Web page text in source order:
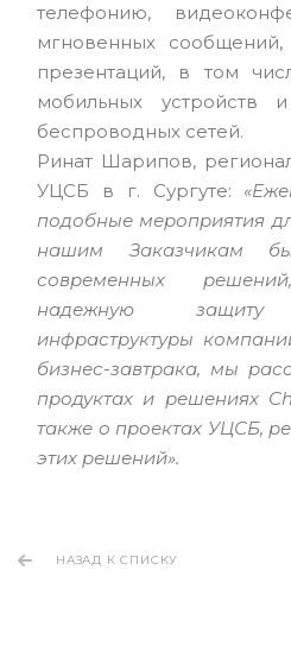
телефонию,
мгновенных
презентаций, в том
мобильных устройств
беспроводных сетей.
Ринат Шарипов,
УЦСБ в г. Сургуте:
подобные мероприятия
нашим Заказчикам
современных
надежную защиту
инфраструктуры
бизнес-завтрака, мы
продуктах и решениях
также о проектах УЦСБ,
этих решений».
НАЗАД К СПИСКУ